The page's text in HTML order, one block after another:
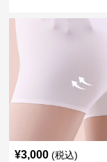
¥3,000 (税込)